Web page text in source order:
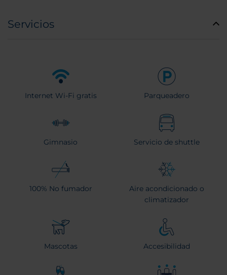
Servicios
Internet Wi-Fi gratis Parqueadero
Gimnasio Servicio de shuttle
100% No fumador
Aire acondicionado o
climatizador
Mascotas Accesibilidad